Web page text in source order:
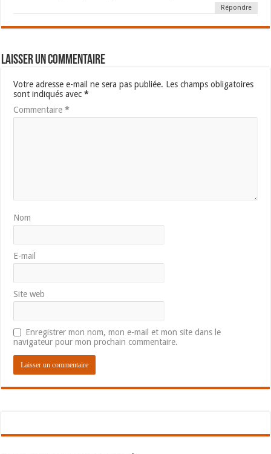
Répondre
Laisser un commentaire
Votre adresse e-mail ne sera pas publiée. Les champs obligatoires
sont indiqués avec*
Commentaire*
Nom
E-mail
Site web
Enregistrer mon nom, mon e-mail et mon site dans le
navigateur pour mon prochain commentaire.